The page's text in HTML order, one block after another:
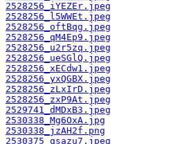
2528256_iYEZEr.jpeg
2528256_l5WWEt.jpeg
2528256_oftBqg.jpeg
2528256_qM4Ep9.jpeg
2528256_u2r5zq.jpeg
2528256_ueSGlQ.jpeg
2528256_xECdw1.jpeg
2528256_yxQGBX.jpeg
2528256_zLxIrD.jpeg
2528256_zxP9At.jpeg
2529741_dMDxB3.jpeg
2530338_Mg6OxA.jpg
2530338_jzAH2f.png
2530375_qsazu7.jpeg